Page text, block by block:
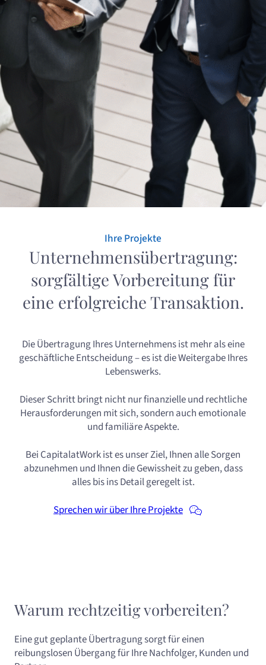
Ihre Projekte
Unternehmensübertragung:
sorgfältige Vorbereitung für
eine erfolgreiche Transaktion.
Die Übertragung Ihres Unternehmens ist mehr als eine
geschäftliche Entscheidung – es ist die Weitergabe Ihres
Lebenswerks.
Dieser Schritt bringt nicht nur finanzielle und rechtliche
Herausforderungen mit sich, sondern auch emotionale
und familiäre Aspekte.
Bei CapitalatWork ist es unser Ziel, Ihnen alle Sorgen
abzunehmen und Ihnen die Gewissheit zu geben, dass
alles bis ins Detail geregelt ist.
Sprechen wir über Ihre Projekte
Warum rechtzeitig vorbereiten?
Eine gut geplante Übertragung sorgt für einen
reibungslosen Übergang für Ihre Nachfolger, Kunden und